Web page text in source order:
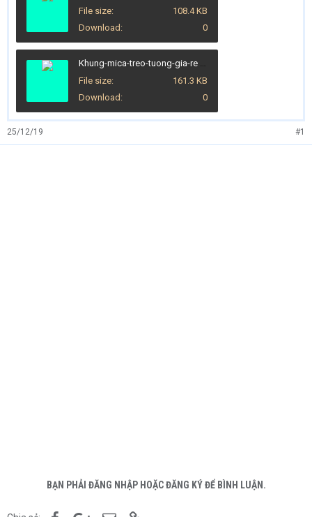
File size
108.4 KB
Download
0
Khung-mica-treo-tuong-gia-re (5).jpg
File size
161.3 KB
Download
0
25/12/19 #1
BẠN PHẢI ĐĂNG NHẬP HOẶC ĐĂNG KÝ ĐỂ BÌNH LUẬN.